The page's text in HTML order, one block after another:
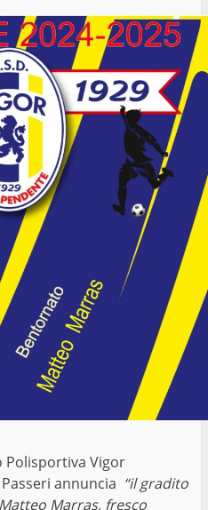
Polisportiva Vigor
annuncia “il gradito
Marras, fresco